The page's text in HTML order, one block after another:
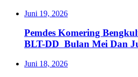
Juni 19, 2026
Pemdes Komering
BLT-DD Bulan Mei Dan
Juni 18, 2026